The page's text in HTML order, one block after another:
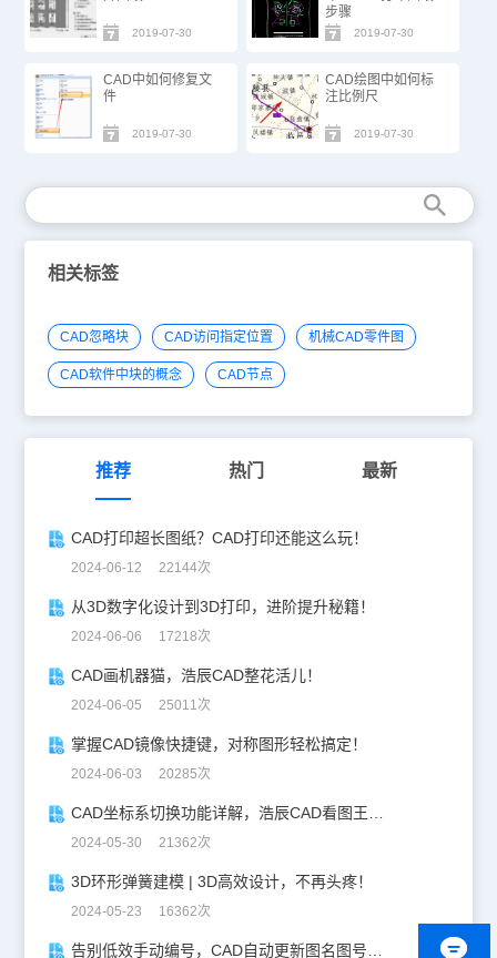
2019-07-30
步骤
2019-07-30
CAD中如何修复文
件
2019-07-30
CAD绘图中如何标
注比例尺
2019-07-30
相关标签
CAD忽略块 CAD访问指定位置 机械CAD零件图
CAD软件中块的概念 CAD节点
推荐 热门 最新
CAD打印超长图纸？CAD打印还能这么玩！
2024-06-12 22144次
从3D数字化设计到3D打印，进阶提升秘籍！
2024-06-06 17218次
CAD画机器猫，浩辰CAD整花活儿！
2024-06-05 25011次
掌握CAD镜像快捷键，对称图形轻松搞定！
2024-06-03 20285次
CAD坐标系切换功能详解，浩辰CAD看图王让设计更自由！
2024-05-30 21362次
3D环形弹簧建模 | 3D高效设计，不再头疼！
2024-05-23 16362次
告别低效手动编号，CAD自动更新图名图号轻松搞定！